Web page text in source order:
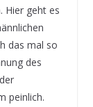
Hier geht es
das mal so
des
peinlich.